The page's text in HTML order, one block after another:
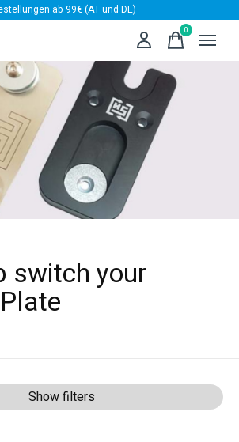
ab 99€ (AT und DE)
0items
switch your
Show filters